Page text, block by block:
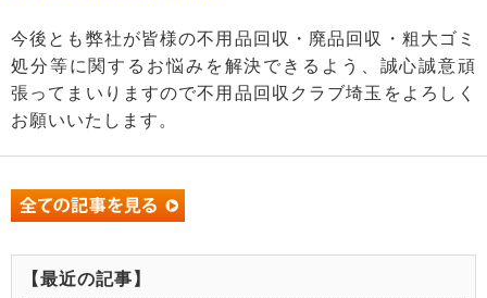
今後とも弊社が皆様の不用品回収・廃品回収・粗大ゴミ
処分等に関するお悩みを解決できるよう、誠心誠意頑
張ってまいりますので不用品回収クラブ埼玉をよろしく
お願いいたします。
【最近の記事】